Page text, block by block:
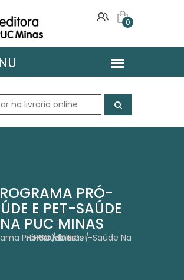
0
PRÓ-
E PET-SAÚDE
NA PUC MINAS
Home Obras
Programa Pró-Saúde E Pet-Saúde Na PUC Minas